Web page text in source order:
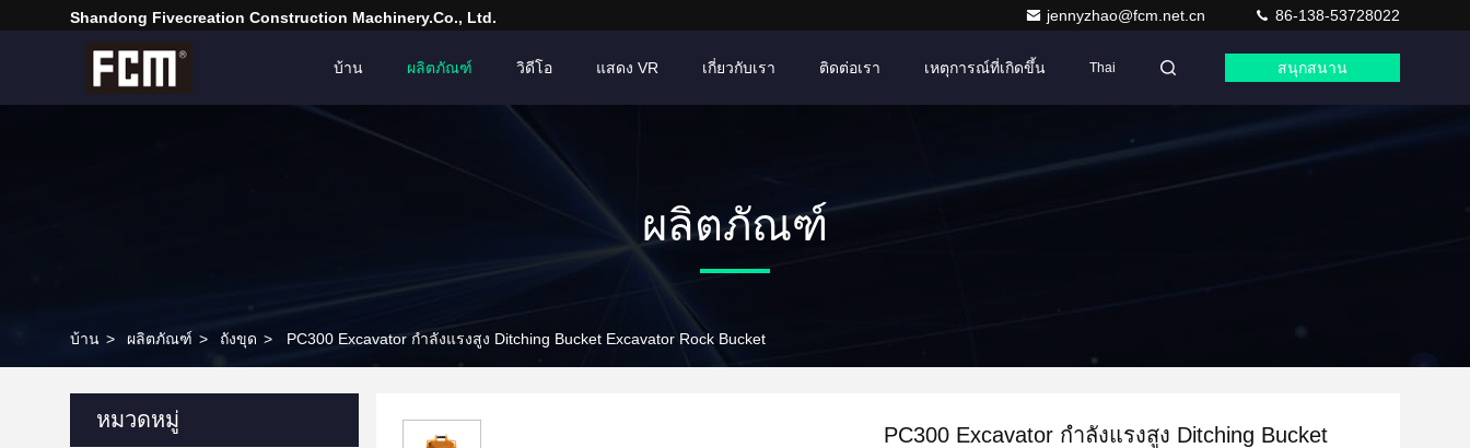
Shandong Fivecreation Construction Machinery.Co., Ltd. jennyzhao@fcm.net.cn 86-138-53728022
บ้าน ผลิตภัณฑ์ วิดีโอ แสดง VR เกี่ยวกับเรา ติดต่อเรา เหตุการณ์ที่เกิดขึ้น Thai สนุกสนาน
ผลิตภัณฑ์
บ้าน > ผลิตภัณฑ์ > ถังขุด > PC300 Excavator กำลังแรงสูง Ditching Bucket Excavator Rock Bucket
หมวดหมู่
PC300 Excavator กำลังแรงสูง Ditching Bucket